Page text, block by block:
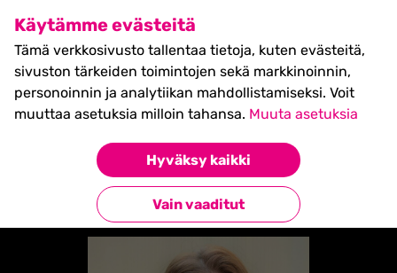
Käytämme evästeitä
Tämä verkkosivusto tallentaa tietoja, kuten evästeitä,
sivuston tärkeiden toimintojen sekä markkinoinnin,
personoinnin ja analytiikan mahdollistamiseksi. Voit
muuttaa asetuksia milloin tahansa. Muuta asetuksia
Hyväksy kaikki
Vain vaaditut
SHIFT Business Festival
27.5.2027, Turku - liput
myynnissä nyt! >>
Pia Satopää
Takaisin esiintyjiin